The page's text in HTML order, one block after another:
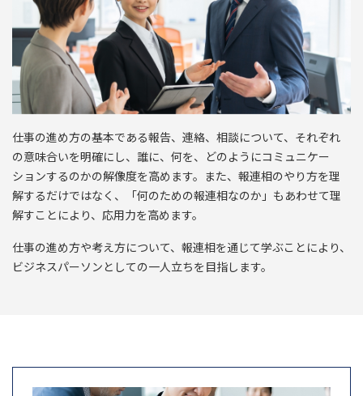
仕事の進め方の基本である報告、連絡、相談について、それぞれ
の意味合いを明確にし、誰に、何を、どのようにコミュニケー
ションするのかの解像度を高めます。また、報連相のやり方を理
解するだけではなく、「何のための報連相なのか」もあわせて理
解すことにより、応用力を高めます。
仕事の進め方や考え方について、報連相を通じて学ぶことにより、
ビジネスパーソンとしての一人立ちを目指します。